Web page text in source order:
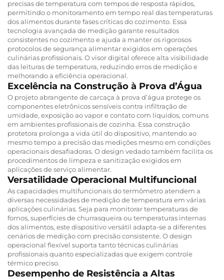
precisas de temperatura com tempos de resposta rápidos,
permitindo o monitoramento em tempo real das temperaturas
dos alimentos durante fases críticas do cozimento. Essa
tecnologia avançada de medição garante resultados
consistentes no cozimento e ajuda a manter os rigorosos
protocolos de segurança alimentar exigidos em operações
culinárias profissionais. O visor digital oferece alta visibilidade
das leituras de temperatura, reduzindo erros de medição e
melhorando a eficiência operacional.
Excelência na Construção à Prova d’Água
O projeto abrangente de carcaça à prova d’água protege os
componentes eletrônicos sensíveis contra infiltração de
umidade, exposição ao vapor e contato com líquidos, comuns
em ambientes profissionais de cozinha. Essa construção
protetora prolonga a vida útil do dispositivo, mantendo ao
mesmo tempo a precisão das medições mesmo em condições
operacionais desafiadoras. O design vedado também facilita os
procedimentos de limpeza e sanitização exigidos em
aplicações de serviço alimentar.
Versatilidade Operacional Multifuncional
As capacidades multifuncionais do termômetro atendem a
diversas necessidades de medição de temperatura em várias
aplicações culinárias. Seja para monitorar temperaturas de
fornos, superfícies de churrasqueira ou temperaturas internas
dos alimentos, este dispositivo versátil adapta-se a diferentes
cenários de medição com precisão consistente. O design
operacional flexível suporta tanto técnicas culinárias
profissionais quanto especializadas que exigem controle
térmico preciso.
Desempenho de Resistência a Altas